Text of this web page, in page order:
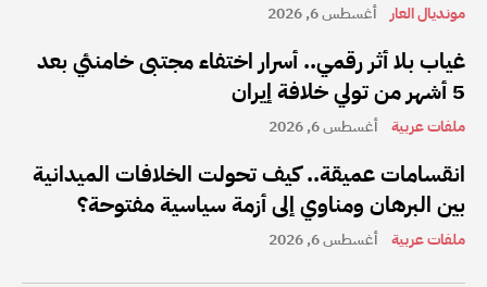
مونديال العار أغسطس 6, 2026
غياب بلا أثر رقمي.. أسرار اختفاء مجتبى خامنئي بعد
5 أشهر من تولي خلافة إيران
ملفات عربية أغسطس 6, 2026
انقسامات عميقة.. كيف تحولت الخلافات الميدانية
بين البرهان ومناوي إلى أزمة سياسية مفتوحة؟
ملفات عربية أغسطس 6, 2026